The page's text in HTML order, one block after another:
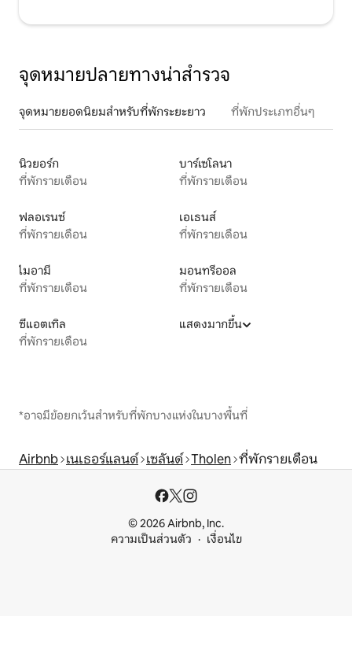
จุดหมายปลายทางน่าสำรวจ
จุดหมายยอดนิยมสำหรับที่พักระยะยาว ที่พักประเภทอื่นๆ
นิวยอร์ก
ที่พักรายเดือน
บาร์เซโลนา
ที่พักรายเดือน
ฟลอเรนซ์
ที่พักรายเดือน
เอเธนส์
ที่พักรายเดือน
ไมอามี
ที่พักรายเดือน
มอนทรีออล
ที่พักรายเดือน
ซีแอตเทิล
ที่พักรายเดือน
แสดงมากขึ้น
*อาจมีข้อยกเว้นสำหรับที่พักบางแห่งในบางพื้นที่
Airbnb เนเธอร์แลนด์ เซลันด์ Tholen ที่พักรายเดือน
© 2026 Airbnb, Inc.
ความเป็นส่วนตัว
เงื่อนไข